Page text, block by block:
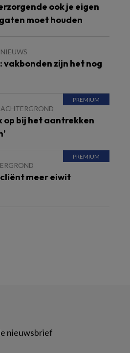
ook je eigen
moet houden
NIEUWS
vakbonden zijn het nog
ACHTERGROND
op bij het aantrekken
meer eiwit
nieuwsbrief